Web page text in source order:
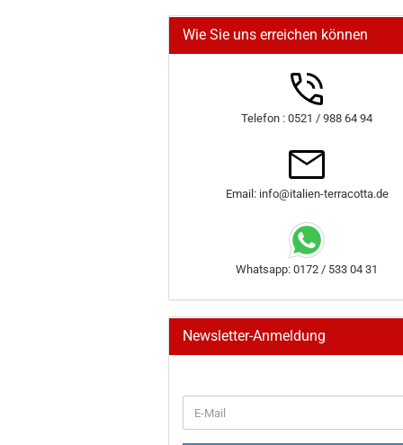
Wie Sie uns erreichen können
Telefon : 0521 / 988 64 94
Email: info@italien-terracotta.de
Whatsapp: 0172 / 533 04 31
Newsletter-Anmeldung
ZUR
E-
Mail